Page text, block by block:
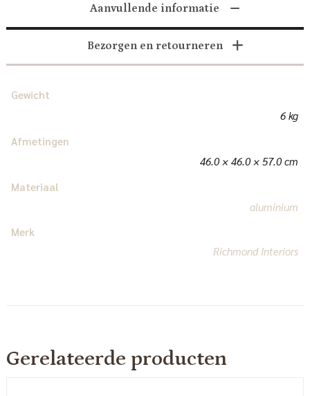
Aanvullende informatie
Bezorgen en retourneren
Gewicht
6 kg
Afmetingen
46.0 × 46.0 × 57.0 cm
Materiaal
aluminium
Merk
Richmond Interiors
Gerelateerde producten